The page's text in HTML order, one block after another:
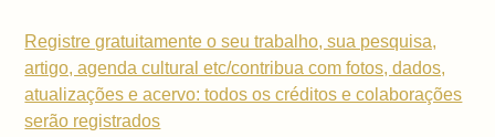
Registre gratuitamente o seu trabalho, sua pesquisa,
artigo, agenda cultural etc/contribua com fotos, dados,
atualizações e acervo: todos os créditos e colaborações
serão registrados